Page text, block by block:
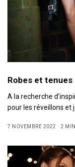
Robes et tenues
A la recherche
pour les réveillons et
7 NOVEMBRE 2022 2